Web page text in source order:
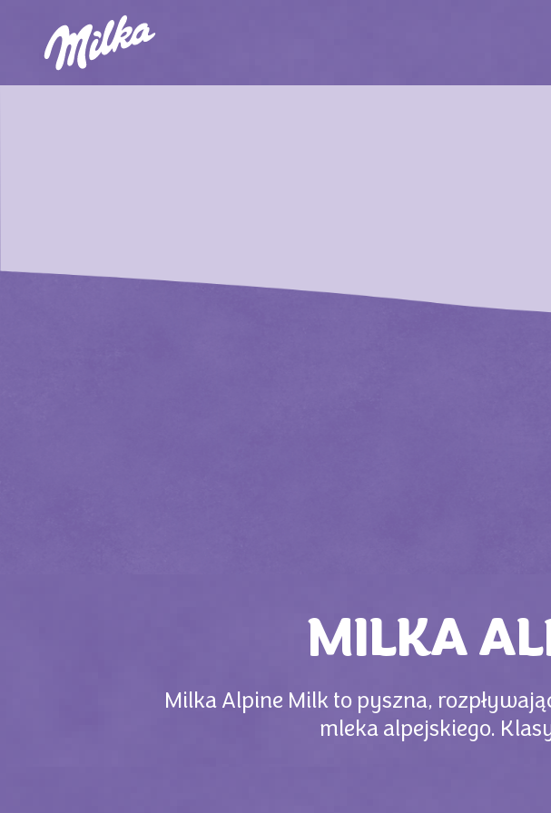
MILKA
Milka Alpine Milk to pyszna,
mleka alpejskiego.